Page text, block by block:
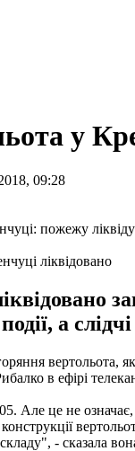
у
09:28
ліквідовано
а
в ефірі
Але це не
- сказала